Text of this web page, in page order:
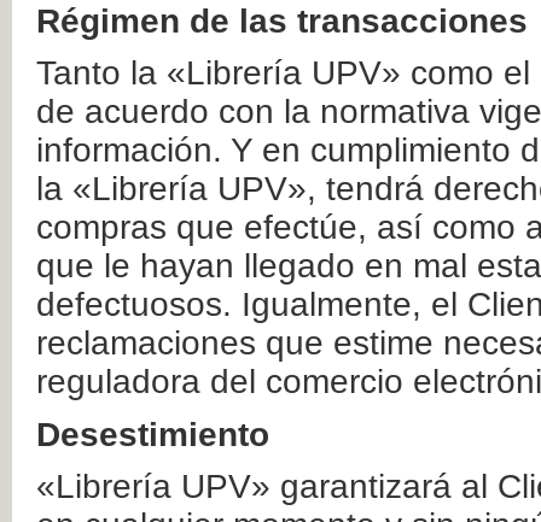
Régimen de las transacciones
Tanto la «Librería UPV» como
de acuerdo con la normativa
información. Y en cumplimiento
la «Librería UPV», tendrá
compras que efectúe, así como
que le hayan llegado en mal
defectuosos. Igualmente, el
reclamaciones que estime
reguladora del comercio
Desestimiento
«Librería UPV» garantizará al